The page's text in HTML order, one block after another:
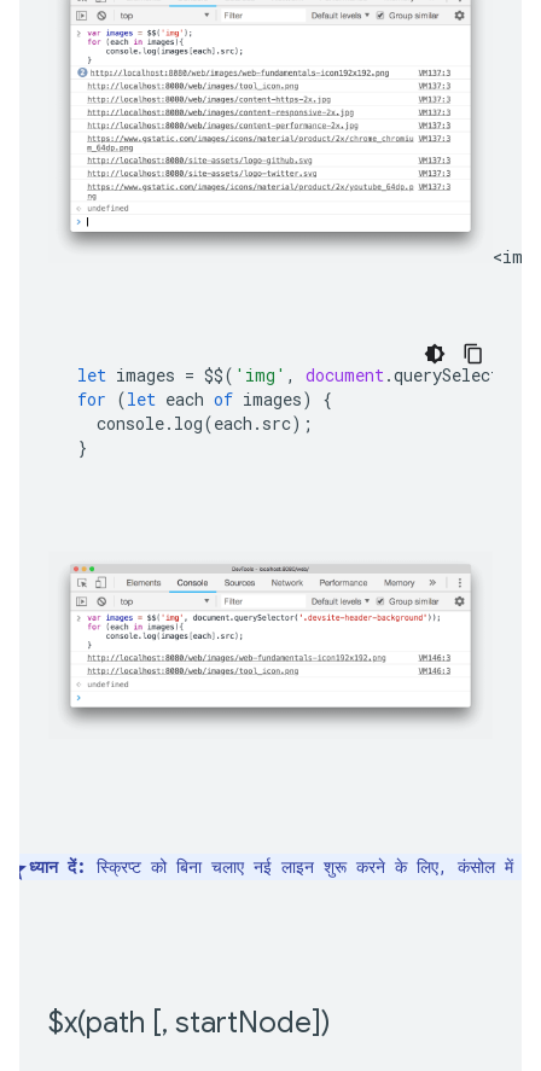
let images = $$( 'img' , document.querySelector
for (let each of images)
{
console. log(each . src);
}
ध्यान दें: स्क्रिप्ट को बिना चलाए नई लाइन शुरू करने के लिए, कंसोल में
$x(path [, startNode])